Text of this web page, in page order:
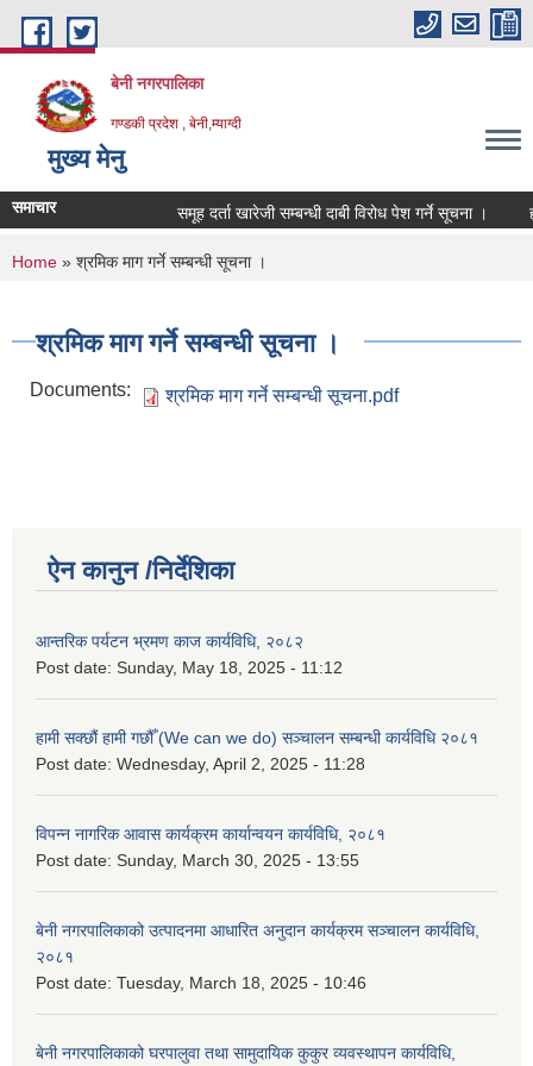
Skip to main content
बेनी नगरपालिका
गण्डकी प्रदेश , बेनी,म्याग्दी
मुख्य मेनु
समाचार समूह दर्ता खारेजी सम्बन्धी दाबी विरोध पेश गर्ने सूचना ।
You are here
Home » श्रमिक माग गर्ने सम्बन्धी सूचना ।
श्रमिक माग गर्ने सम्बन्धी सूचना ।
Documents: श्रमिक माग गर्ने सम्बन्धी सूचना.pdf
ऐन कानुन /निर्देशिका
आन्तरिक पर्यटन भ्रमण काज कार्यविधि, २०८२
Post date: Sunday, May 18, 2025 - 11:12
हामी सक्छौं हामी गछौँ (We can we do) सञ्चालन सम्बन्धी कार्यविधि २०८१
Post date: Wednesday, April 2, 2025 - 11:28
विपन्न नागरिक आवास कार्यक्रम कार्यान्वयन कार्यविधि, २०८१
Post date: Sunday, March 30, 2025 - 13:55
बेनी नगरपालिकाको उत्पादनमा आधारित अनुदान कार्यक्रम सञ्‍चालन कार्यविधि,
२०८१
Post date: Tuesday, March 18, 2025 - 10:46
बेनी नगरपालिकाको घरपालुवा तथा सामुदायिक कुकुर व्यवस्थापन कार्यविधि,